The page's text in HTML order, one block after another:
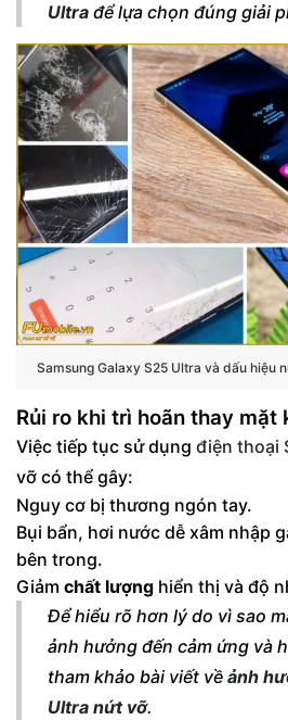
Ultra để lựa chọn đúng giải
Samsung Galaxy S25 Ultra và dấu hiệu
Rủi ro khi trì hoãn thay mặt
Việc tiếp tục sử dụng điện thoại
vỡ có thể gây:
Nguy cơ bị thương ngón tay.
Bụi bẩn, hơi nước dễ xâm nhập
bên trong.
Giảm chất lượng hiển thị và độ
Để hiểu rõ hơn lý do vì sao
ảnh hưởng đến cảm ứng và
tham khảo bài viết về ảnh
Ultra nứt vỡ.